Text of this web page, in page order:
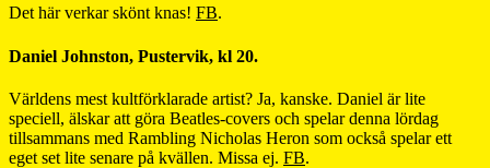
Det här verkar skönt knas! FB.
Daniel Johnston, Pustervik, kl 20.
Världens mest kultförklarade artist? Ja, kanske. Daniel är lite
speciell, älskar att göra Beatles-covers och spelar denna lördag
tillsammans med Rambling Nicholas Heron som också spelar ett
eget set lite senare på kvällen. Missa ej. FB.